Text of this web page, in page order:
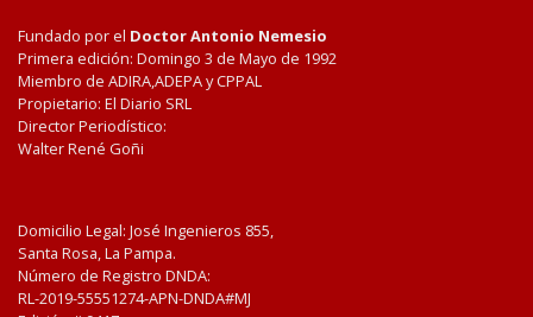
Fundado por el Doctor Antonio Nemesio
Primera edición: Domingo 3 de Mayo de 1992
Miembro de ADIRA,ADEPA y CPPAL
Propietario: El Diario SRL
Director Periodístico:
Walter René Goñi
Domicilio Legal: José Ingenieros 855,
Santa Rosa, La Pampa.
Número de Registro DNDA:
RL-2019-55551274-APN-DNDA#MJ